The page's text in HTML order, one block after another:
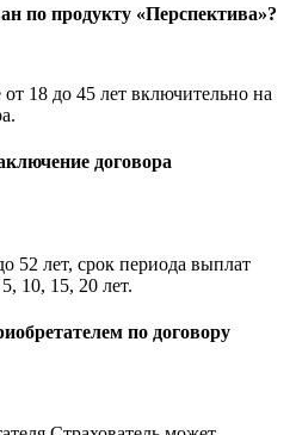
по продукту «Перспектива»?
18 до 45 лет включительно на
договора
52 лет, срок периода выплат
10, 15, 20 лет.
по договору